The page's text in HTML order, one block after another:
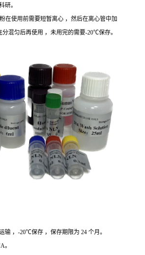
研。
在使用前需要短暂离心 ，然后在离心管中加
分混匀后再使用 ，未用完的需要-20℃保存。
输 ，-20℃保存 ，保存期限为 24 个月。
。